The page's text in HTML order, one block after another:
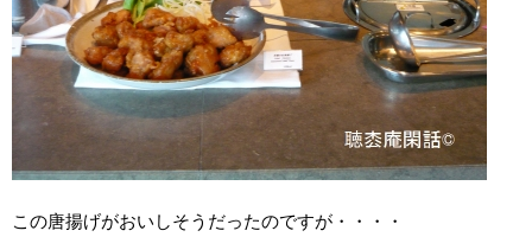
この唐揚げがおいしそうだったのですが・・・・